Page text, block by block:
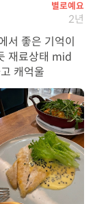
별로예요
2년
서 좋은 기억이
재료상태 mid
캐억울